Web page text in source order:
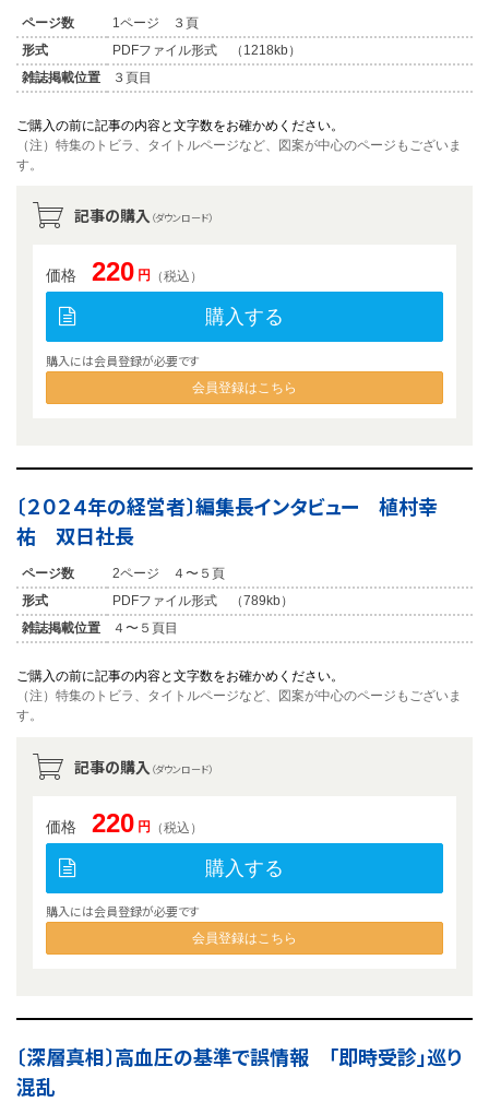
ページ数
1ページ ３頁
形式
PDFファイル形式 （1218kb）
雑誌掲載位置
３頁目
ご購入の前に記事の内容と文字数をお確かめください。
（注）特集のトビラ、タイトルページなど、図案が中心のページもございま
す。
記事の購入 （ダウンロード）
価格 220 円 （税込）
購入する
購入には会員登録が必要です
会員登録はこちら
〔２０２４年の経営者〕編集長インタビュー 植村幸
祐 双日社長
ページ数
2ページ ４〜５頁
形式
PDFファイル形式 （789kb）
雑誌掲載位置
４〜５頁目
ご購入の前に記事の内容と文字数をお確かめください。
（注）特集のトビラ、タイトルページなど、図案が中心のページもございま
す。
記事の購入 （ダウンロード）
価格 220 円 （税込）
購入する
購入には会員登録が必要です
会員登録はこちら
〔深層真相〕高血圧の基準で誤情報 「即時受診」巡り
混乱